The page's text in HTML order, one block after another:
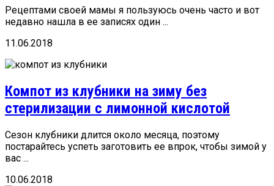
Рецептами своей мамы я пользуюсь очень часто и вот
недавно нашла в ее записях один ...
11.06.2018
Компот из клубники на зиму без
стерилизации с лимонной кислотой
Сезон клубники длится около месяца, поэтому
постарайтесь успеть заготовить ее впрок, чтобы зимой у
вас ...
10.06.2018